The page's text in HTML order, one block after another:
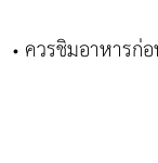
• ควรชิมอาหารก่